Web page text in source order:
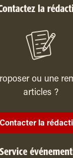
la
ou une
articles ?
Contacter la
Service